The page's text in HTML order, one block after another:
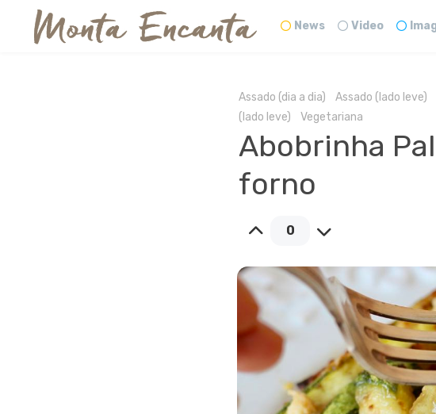
News Video
Assado (dia a dia) Assado (lado leve)
(lado leve)
Vegetariana
Abobrinha
forno
0